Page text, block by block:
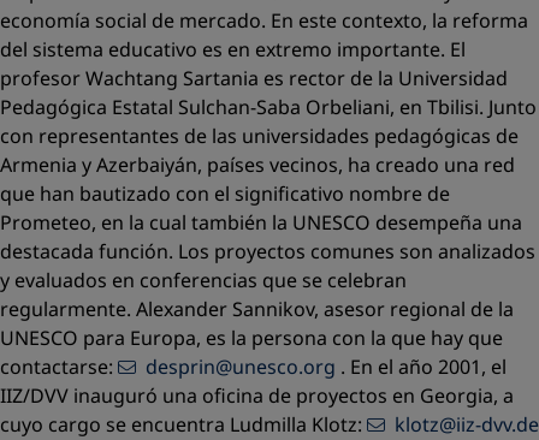
economía social de mercado. En este contexto, la reforma
del sistema educativo es en extremo importante. El
profesor Wachtang Sartania es rector de la Universidad
Pedagógica Estatal Sulchan-Saba Orbeliani, en Tbilisi. Junto
con representantes de las universidades pedagógicas de
Armenia y Azerbaiyán, países vecinos, ha creado una red
que han bautizado con el significativo nombre de
Prometeo, en la cual también la UNESCO desempeña una
destacada función. Los proyectos comunes son analizados
y evaluados en conferencias que se celebran
regularmente. Alexander Sannikov, asesor regional de la
UNESCO para Europa, es la persona con la que hay que
contactarse:
desprin@unesco.org . En el año 2001, el
IIZ/DVV inauguró una oficina de proyectos en Georgia, a
cuyo cargo se encuentra Ludmilla Klotz:
klotz@iiz-dvv.de